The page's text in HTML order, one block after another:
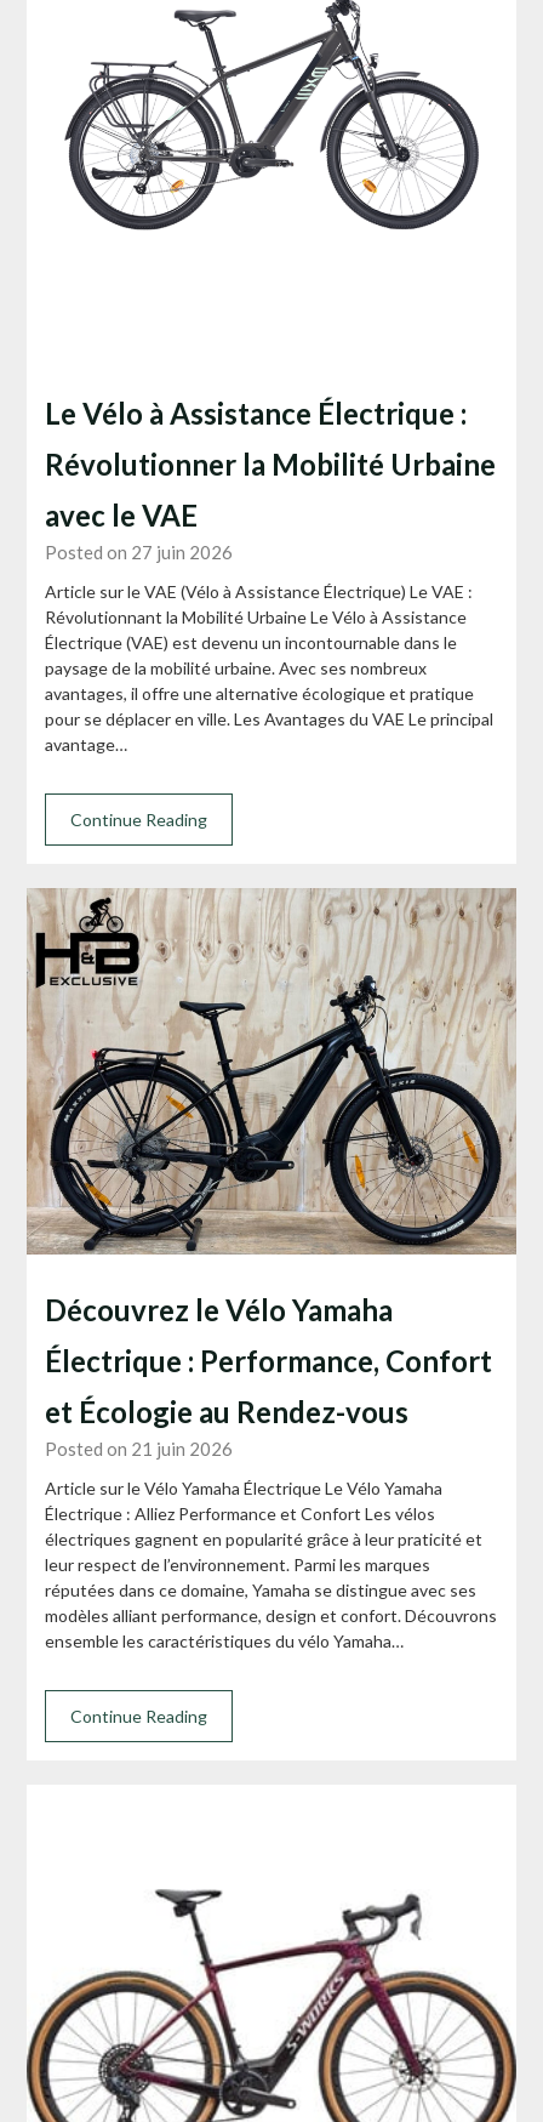
Le Vélo à Assistance Électrique :
Révolutionner la Mobilité Urbaine
avec le VAE
Posted on 27 juin 2026
Article sur le VAE (Vélo à Assistance Électrique) Le VAE :
Révolutionnant la Mobilité Urbaine Le Vélo à Assistance
Électrique (VAE) est devenu un incontournable dans le
paysage de la mobilité urbaine. Avec ses nombreux
avantages, il offre une alternative écologique et pratique
pour se déplacer en ville. Les Avantages du VAE Le principal
avantage…
Continue Reading
Découvrez le Vélo Yamaha
Électrique : Performance, Confort
et Écologie au Rendez-vous
Posted on 21 juin 2026
Article sur le Vélo Yamaha Électrique Le Vélo Yamaha
Électrique : Alliez Performance et Confort Les vélos
électriques gagnent en popularité grâce à leur praticité et
leur respect de l’environnement. Parmi les marques
réputées dans ce domaine, Yamaha se distingue avec ses
modèles alliant performance, design et confort. Découvrons
ensemble les caractéristiques du vélo Yamaha…
Continue Reading